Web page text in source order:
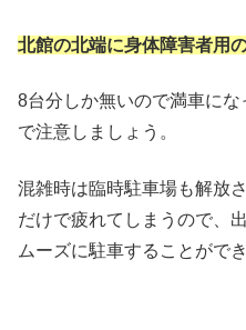
北館の北端に身体障害者用
8台分しか無いので満車に
で注意しましょう。
混雑時は臨時駐車場も解放
だけで疲れてしまうので、
ムーズに駐車することがで